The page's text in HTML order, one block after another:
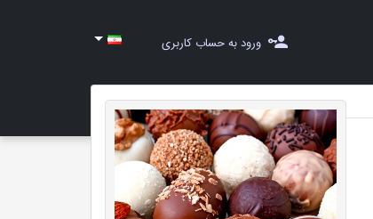
ورود به حساب کاربری